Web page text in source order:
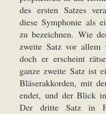
des ersten Satzes
diese Symphonie als
zu bezeichnen. Wie
zweite Satz vor allem
doch er erscheint
ganze zweite Satz ist
Bläserakkorden, mit
endet, und der Blick
Der dritte Satz in